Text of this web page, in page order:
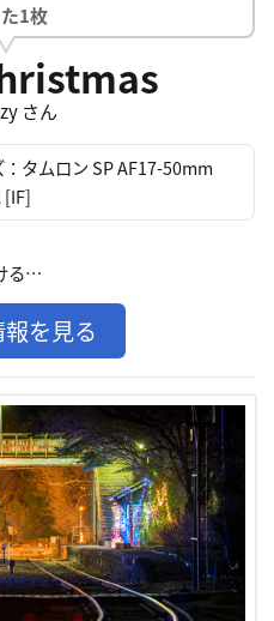
1枚
さん
タムロン SP AF17-50mm
[IF]
る…
を見る